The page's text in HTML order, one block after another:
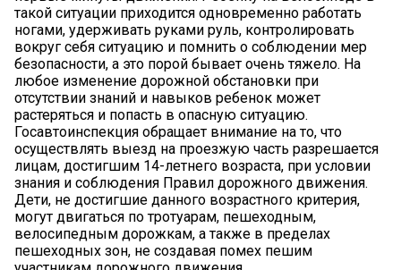
такой ситуации приходится одновременно работать
ногами, удерживать руками руль, контролировать
вокруг себя ситуацию и помнить о соблюдении мер
безопасности, а это порой бывает очень тяжело. На
любое изменение дорожной обстановки при
отсутствии знаний и навыков ребенок может
растеряться и попасть в опасную ситуацию.
Госавтоинспекция обращает внимание на то, что
осуществлять выезд на проезжую часть разрешается
лицам, достигшим 14-летнего возраста, при условии
знания и соблюдения Правил дорожного движения.
Дети, не достигшие данного возрастного критерия,
могут двигаться по тротуарам, пешеходным,
велосипедным дорожкам, а также в пределах
пешеходных зон, не создавая помех пешим